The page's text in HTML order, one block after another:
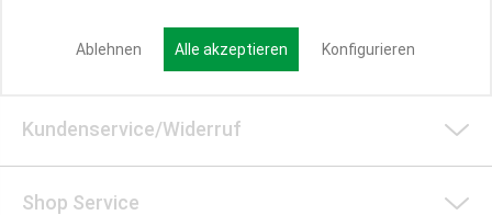
Kundenservice/Widerruf
Shop Service
Ablehnen Alle akzeptieren Konfigurieren